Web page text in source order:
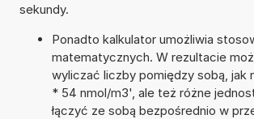
sekundy.
Ponadto kalkulator umożliwia
matematycznych. W rezultacie
wyliczać liczby pomiędzy sobą, jak
* 54 nmol/m3', ale też różne
łączyć ze sobą bezpośrednio w